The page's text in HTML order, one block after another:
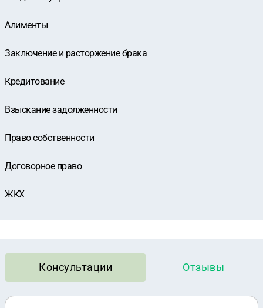
Алименты
Заключение и расторжение брака
Кредитование
Взыскание задолженности
Право собственности
Договорное право
ЖКХ
Консультации Отзывы